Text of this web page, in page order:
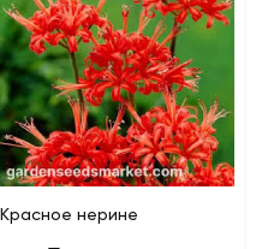
Красное нерине